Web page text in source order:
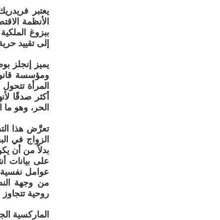
يعتبر
الأنظمة
ببزوغ
إلى تقييد
يميز إنجلز
ومؤسسة
المرأة
أكثر صدقًا
الحر، وهو
تعرَّض هذا
الزواج في
بدلاً من أن
على بيانات
عوامل نفسية
من وجهة
روحية
الماركسية